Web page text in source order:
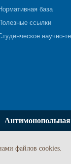
база
ссылки
научно-
Антимонопольная
файлов cookies.